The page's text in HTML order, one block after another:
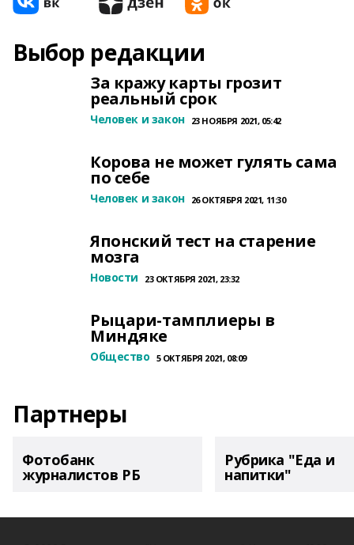
Выбор редакции
За кражу карты грозит
реальный срок
Человек и закон 23 НОЯБРЯ 2021, 05:42
Корова не может гулять сама
по себе
Человек и закон 26 ОКТЯБРЯ 2021, 11:30
Японский тест на старение
мозга
Новости 23 ОКТЯБРЯ 2021, 23:32
Рыцари-тамплиеры в
Миндяке
Общество 5 ОКТЯБРЯ 2021, 08:09
Партнеры
Фотобанк
журналистов РБ
Рубрика "Еда и
напитки"